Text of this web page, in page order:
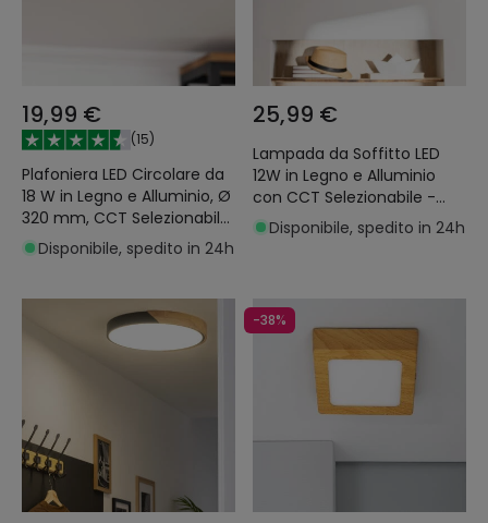
19,99 €
(15)
Plafoniera LED Circolare da
18 W in Legno e Alluminio, Ø
320 mm, CCT Selezionabile,
Semi-Dari
Disponibile, spedito in 24h
25,99 €
Lampada da Soffitto LED
12W in Legno e Alluminio
con CCT Selezionabile -
Whisty
Disponibile, spedito in 24h
-38%